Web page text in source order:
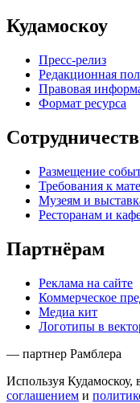
Кудамоскоу
Пресс-релиз
Редакционная
Правовая
Формат ресурса
Размещение
Требования к
Музеям и
Ресторанам и
Партнёрам
Реклама на сайте
Коммерческое
Медиа кит
Логотипы в
— партнер Рамблера
Используя Кудамоскоу,
соглашением и